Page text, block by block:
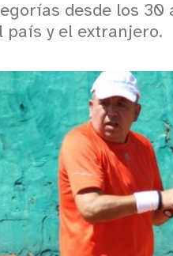
desde los 30
país y el extranjero.